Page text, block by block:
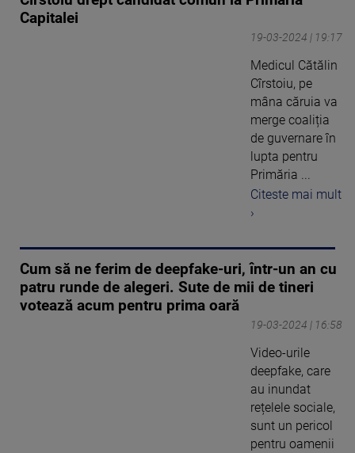
Capitalei
19-03-2024 | 19:17
Medicul Cătălin
Cîrstoiu, pe
mâna căruia va
merge coaliția
de guvernare în
lupta pentru
Primăria ...
Citeste mai mult
›
Cum să ne ferim de deepfake-uri, într-un an cu
patru runde de alegeri. Sute de mii de tineri
votează acum pentru prima oară
19-03-2024 | 16:58
Video-urile
deepfake, care
au inundat
rețelele sociale,
sunt un pericol
pentru oamenii